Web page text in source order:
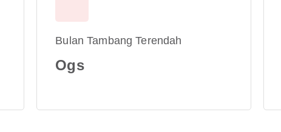
Bulan Tambang Terendah
Ogs